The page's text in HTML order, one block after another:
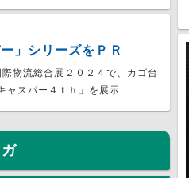
」シリーズをＰＲ
物流総合展２０２４で、カゴ台
ャスパー４ｔｈ」を展示…